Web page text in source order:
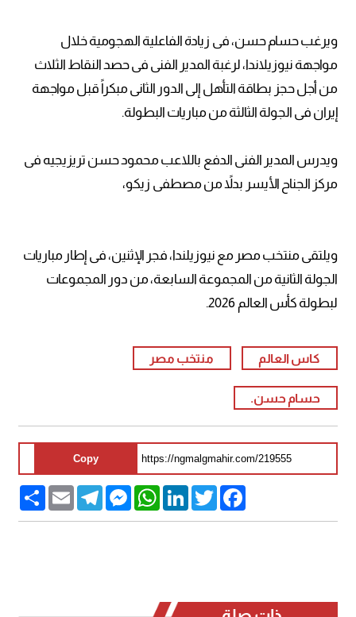
ويرغب حسام حسن، فى زيادة الفاعلية الهجومية خلال
مواجهة نيوزيلاندا، لرغبة المدير الفنى فى حصد النقاط الثلاث
من أجل حجز بطاقة التأهل إلى الدور الثانى مبكراً قبل مواجهة
إيران فى الجولة الثالثة من مباريات البطولة.
ويدرس المدير الفنى الدفع باللاعب محمود حسن تريزيجيه فى
مركز الجناح الأيسر بدلاً من مصطفى زيكو،
ويلتقى منتخب مصر مع نيوزيلندا، فجر الإثنين، فى إطار مباريات
الجولة الثانية من المجموعة السابعة، من دور المجموعات
لبطولة كأس العالم 2026.
كاس العالم منتخب مصر
حسام حسن.
Copy
Share Email
TelegramMessengerWhatsAppLinkedInTwitter
Facebook